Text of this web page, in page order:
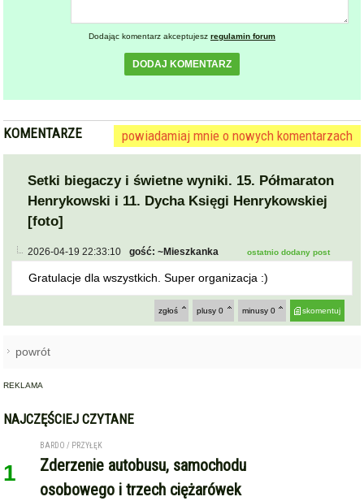
Dodając komentarz akceptujesz regulamin forum
DODAJ KOMENTARZ
KOMENTARZE powiadamiaj mnie o nowych komentarzach
Setki biegaczy i świetne wyniki. 15. Półmaraton
Henrykowski i 11. Dycha Księgi Henrykowskiej
[foto]
2026-04-19 22:33:10 gość: ~Mieszkanka ostatnio dodany post
Gratulacje dla wszystkich. Super organizacja :)
skomentuj
minusy 0
plusy 0
zgłoś
powrót
REKLAMA
NAJCZĘŚCIEJ CZYTANE
1
BARDO / PRZYŁĘK
Zderzenie autobusu, samochodu
osobowego i trzech ciężarówek